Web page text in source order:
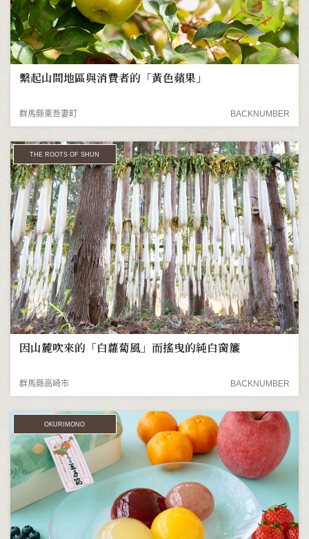
繫起山間地區與消費者的「黃色蘋果」
群馬縣東吾妻町 BACKNUMBER
THE ROOTS OF SHUN
因山麓吹來的「白蘿蔔風」而搖曳的純白窗簾
群馬縣高崎市 BACKNUMBER
OKURIMONO